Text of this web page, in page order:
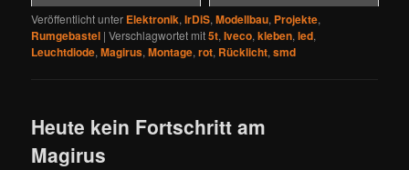
Veröffentlicht unter Elektronik,IrDiS,Modellbau, Projekte,
Rumgebastel |Verschlagwortet mit5t,Iveco,kleben,led,
Leuchtdiode,Magirus,Montage,rot, Rücklicht,smd
Heute kein Fortschritt am
Magirus